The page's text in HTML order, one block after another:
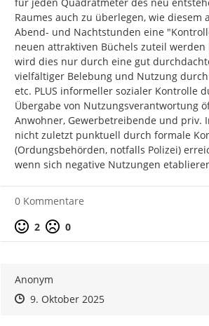
Raumes auch zu überlegen, wie diesem
Abend- und Nachtstunden eine
neuen attraktiven Büchels zuteil werden
wird dies nur durch eine gut
vielfältiger Belebung und Nutzung
etc. PLUS informeller sozialer Kontrolle
Übergabe von Nutzungsverantwortung
Anwohner, Gewerbetreibende und priv.
nicht zuletzt punktuell durch formale
(Ordungsbehörden, notfalls Polizei)
wenn sich negative Nutzungen
0 Kommentare
Positive Bewertung
2 Negative Bewertung
0
Anonym
Zeitpunkt des Erstellens
Zeitpunkt des Erstellens
9. Oktober 2025Zur Äußerung